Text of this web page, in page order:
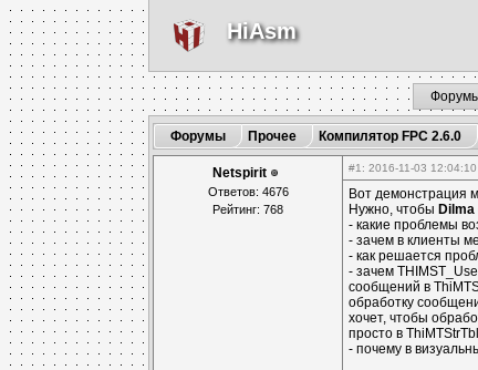
HiAsm
Форумы Прочее Компилятор FPC 2.6.0
Netspirit
Ответов: 4676
Рейтинг: 768
#1 : 2016-11-03 12:04:10
Вот демонстрация
Нужно, чтобы Dilma
- какие проблемы
- зачем в клиенты
- как решается
- зачем
сообщений в
обработку
хочет, чтобы
просто в
- почему в